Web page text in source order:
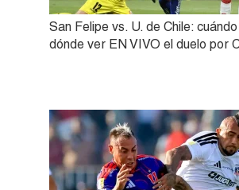
San Felipe vs. U. de Chile:
dónde ver EN VIVO el duelo por